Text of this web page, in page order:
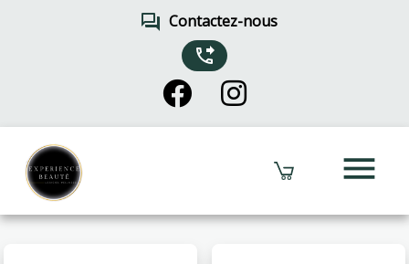
forum Contactez-nous
phone_forwarded
menu